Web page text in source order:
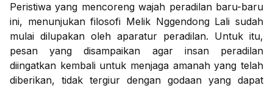
Peristiwa yang mencoreng wajah peradilan baru-baru
ini, menunjukan filosofi Melik Nggendong Lali sudah
mulai dilupakan oleh aparatur peradilan. Untuk itu,
pesan yang disampaikan agar insan peradilan
diingatkan kembali untuk menjaga amanah yang telah
diberikan, tidak tergiur dengan godaan yang dapat